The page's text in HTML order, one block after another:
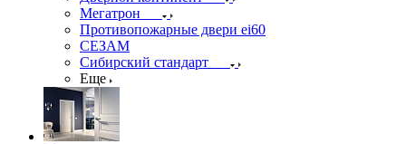
Мегатрон
Противопожарные двери ei60
СЕЗАМ
Сибирский стандарт
Еще